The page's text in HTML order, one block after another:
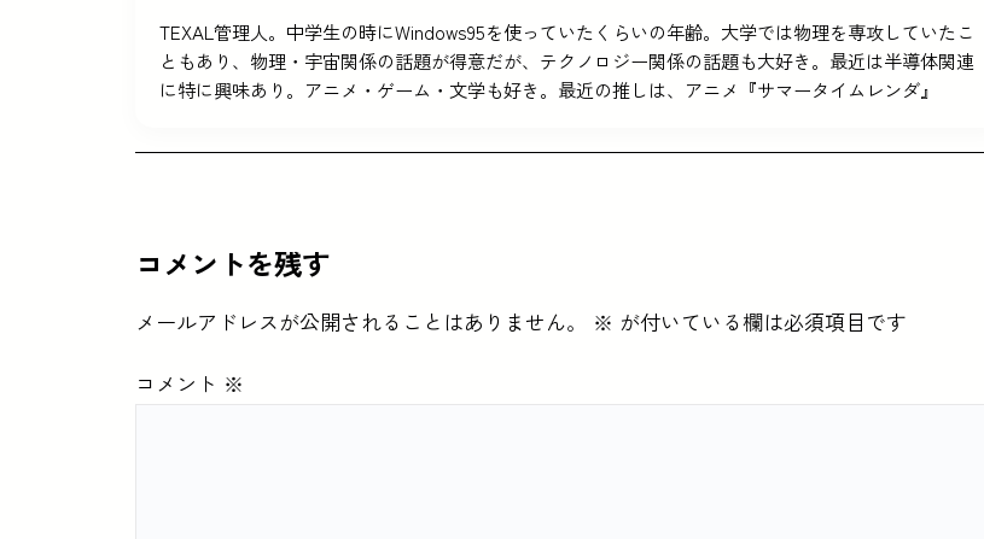
TEXAL管理人。中学生の時にWindows95を使っていたくらいの年齢。大学では物理を専攻していたこ
ともあり、物理・宇宙関係の話題が得意だが、テクノロジー関係の話題も大好き。最近は半導体関連
に特に興味あり。アニメ・ゲーム・文学も好き。最近の推しは、アニメ『サマータイムレンダ』
コメントを残す
メールアドレスが公開されることはありません。 ※ が付いている欄は必須項目です
コメント ※